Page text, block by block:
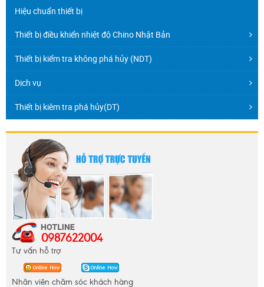
Hiệu chuẩn thiết bị
Thiết bị điều khiển nhiệt độ Chino Nhật Bản
Thiết bị kiểm tra không phá hủy (NDT)
Dịch vụ
Thiết bị kiêm tra phá hủy(DT)
0987622004
Tư vấn hỗ trợ
Nhân viên chăm sóc khách hàng